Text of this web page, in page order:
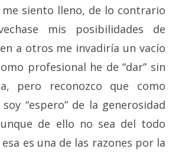
siento lleno, de lo contrario
mis posibilidades de
a otros me invadiría un vacío
profesional he de “dar” sin
pero reconozco que como
“espero” de la generosidad
de ello no sea del todo
es una de las razones por la